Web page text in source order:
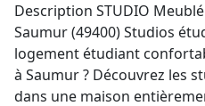
Description STUDIO
Saumur (49400) Studios
logement étudiant
à Saumur ? Découvrez les
dans une maison